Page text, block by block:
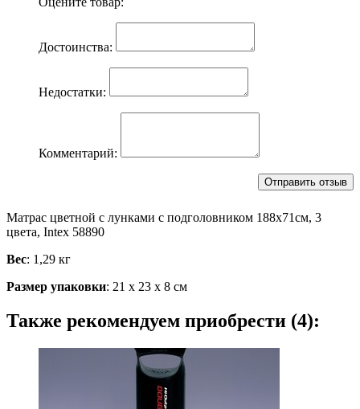
Достоинства:
Недостатки:
Комментарий:
Матрас цветной с лунками с подголовником 188х71см, 3
цвета, Intex 58890
Вес: 1,29 кг
Размер упаковки: 21 х 23 х 8 см
Также рекомендуем приобрести (4):